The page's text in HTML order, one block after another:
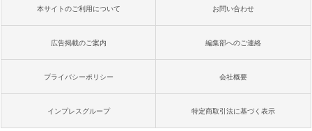
本サイトのご利用について お問い合わせ
広告掲載のご案内 編集部へのご連絡
プライバシーポリシー 会社概要
インプレスグループ 特定商取引法に基づく表示